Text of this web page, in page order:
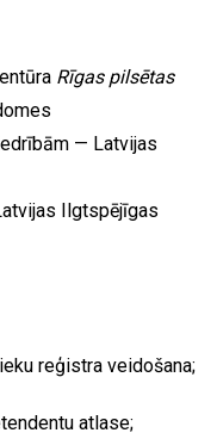
Rīgas pilsētas
— Latvijas
Ilgtspējīgas
reģistra veidošana;
atlase;